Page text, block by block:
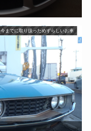
今までに取り扱っためずらしいお車